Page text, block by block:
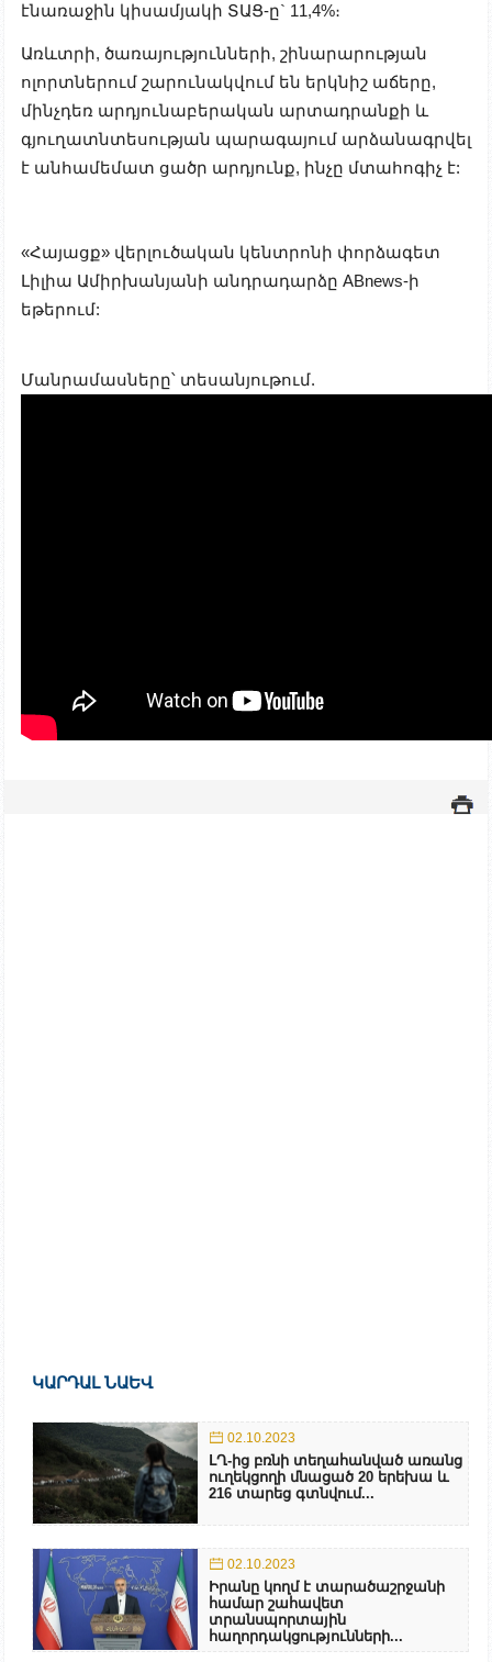
էնառաջին կիսամյակի ՏԱՑ-ը` 11,4%։
Առևտրի, ծառայությունների, շինարարության
ոլորտներում շարունակվում են երկնիշ աճերը,
մինչդեռ արդյունաբերական արտադրանքի և
գյուղատնտեսության պարագայում արձանագրվել
է անհամեմատ ցածր արդյունք, ինչը մտահոգիչ է:
«Հայացք» վերլուծական կենտրոնի փորձագետ
Լիլիա Ամիրխանյանի անդրադարձը ABnews-ի
եթերում:
Մանրամասները՝ տեսանյութում.
ԿԱՐԴԱԼ ՆԱԵՎ
02.10.2023
ԼՂ-ից բռնի տեղահանված առանց
ուղեկցողի մնացած 20 երեխա և
216 տարեց գտնվում...
02.10.2023
Իրանը կողմ է տարածաշրջանի
համար շահավետ
տրանսպորտային
հաղորդակցությունների...